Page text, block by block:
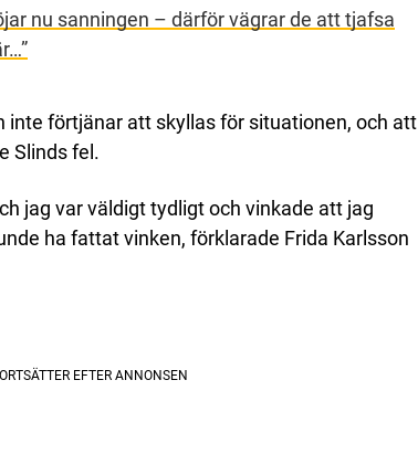
nu sanningen – därför vägrar de att tjafsa
inte förtjänar att skyllas för situationen, och att
Slinds fel.
jag var väldigt tydligt och vinkade att jag
ha fattat vinken, förklarade Frida Karlsson